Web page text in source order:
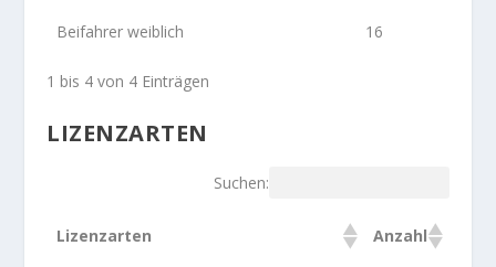
Beifahrer weiblich 16
1 bis 4 von 4 Einträgen
LIZENZARTEN
Suchen:
Lizenzarten Anzahl